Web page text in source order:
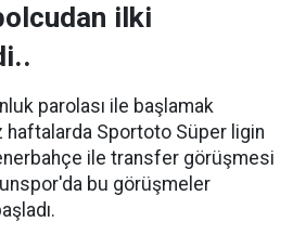
ilki
parolası ile başlamak
Sportoto Süper ligin
ile transfer görüşmesi
bu görüşmeler